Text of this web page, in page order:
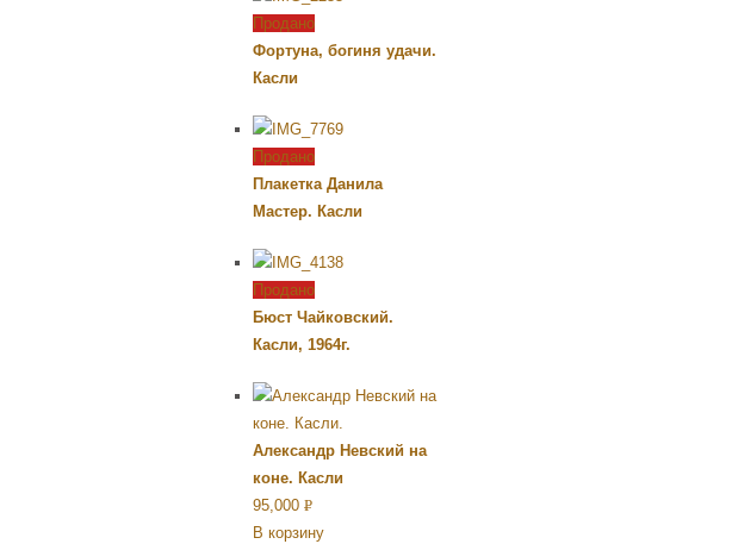
Продано
Фортуна, богиня удачи.
Касли
Продано
Плакетка Данила
Мастер. Касли
Продано
Бюст Чайковский.
Касли, 1964г.
Александр Невский на
коне. Касли
95,000 Р
УБ.
В корзину